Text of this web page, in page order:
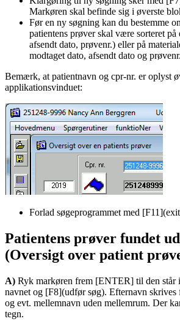
Markøren skal befinde sig i øverste
Før en ny søgning kan du bestemme
patientens prøver skal være sorteret på
afsendt dato, prøvenr.) eller på
modtaget dato, afsendt dato og
Bemærk, at patientnavn og cpr-nr. er oplyst
applikationsvinduet:
Forlad søgeprogrammet med
Patientens prøver fundet
(Oversigt over patient
A) Ryk markøren frem [ENTER] til den står
navnet og [F8](udfør søg). Efternavn
og evt. mellemnavn uden mellemrum. Der
tegn.